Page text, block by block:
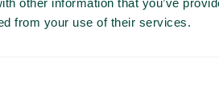
other information that you’ve
from your use of their services.